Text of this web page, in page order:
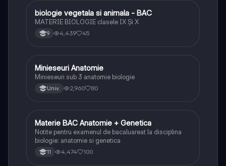
Biologie
biologie vegetala si animala - BAC
MATERIE BIOLOGIE clasele IX Şi X
9 4,439 45
Biologie
Minieseuri Anatomie
Minieseuri sub 3 anatomie biologie
Univ. 2,960 80
Biologie
Materie BAC Anatomie + Genetica
Notite pentru examenul de bacaluareat la disciplina
biologie: anatomie si genetica
11 4,474 100